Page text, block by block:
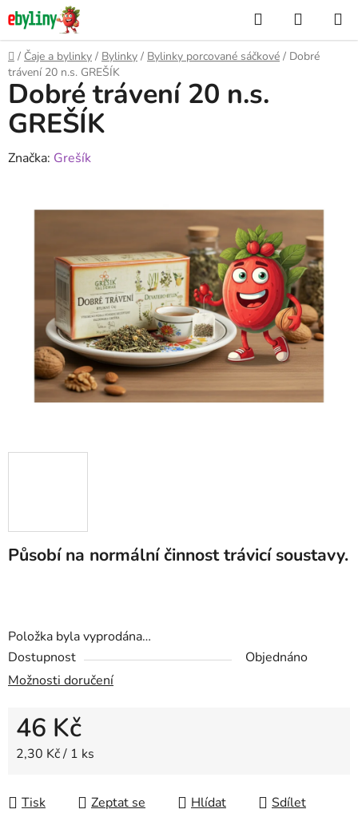
Přejít
na
obsah
Hledat
KOŠÍK
Domů
/ Čaje a bylinky / Bylinky / Bylinky porcované sáčkové / Dobré
trávení 20 n.s. GREŠÍK
Působí na normální činnost trávicí soustavy.
Položka byla vyprodána…
Dostupnost
Objednáno
Možnosti doručení
46 Kč
Měrná cena:
2,30 Kč / 1 ks
Tisk Zeptat se Hlídat Sdílet
Dobré trávení 20 n.s.
GREŠÍK
Značka: Grešík